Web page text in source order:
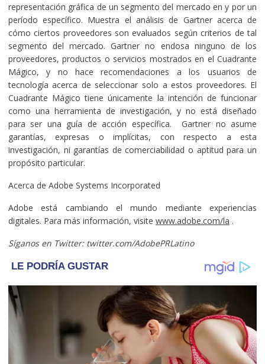
representación gráfica de un segmento del mercado en y por un
período específico. Muestra el análisis de Gartner acerca de
cómo ciertos proveedores son evaluados según criterios de tal
segmento del mercado. Gartner no endosa ninguno de los
proveedores, productos o servicios mostrados en el Cuadrante
Mágico, y no hace recomendaciones a los usuarios de
tecnología acerca de seleccionar solo a estos proveedores. El
Cuadrante Mágico tiene únicamente la intención de funcionar
como una herramienta de investigación, y no está diseñado
para ser una guía de acción específica. Gartner no asume
garantías, expresas o implícitas, con respecto a esta
investigación, ni garantías de comerciabilidad o aptitud para un
propósito particular.
Acerca de Adobe Systems Incorporated
Adobe está cambiando el mundo mediante experiencias
digitales. Para más información, visite www.adobe.com/la .
Síganos en Twitter: twitter.com/AdobePRLatino